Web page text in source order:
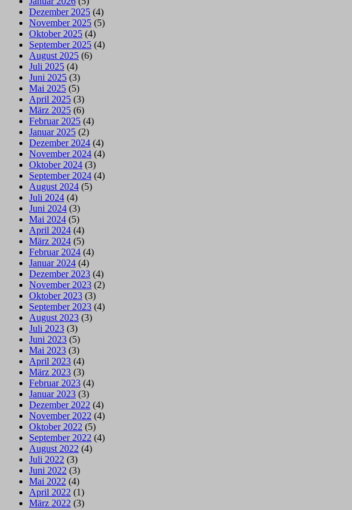
Dezember 2025 (4)
November 2025 (5)
Oktober 2025 (4)
September 2025 (4)
August 2025 (6)
Juli 2025 (4)
Juni 2025 (3)
Mai 2025 (5)
April 2025 (3)
März 2025 (6)
Februar 2025 (4)
Januar 2025 (2)
Dezember 2024 (4)
November 2024 (4)
Oktober 2024 (3)
September 2024 (4)
August 2024 (5)
Juli 2024 (4)
Juni 2024 (3)
Mai 2024 (5)
April 2024 (4)
März 2024 (5)
Februar 2024 (4)
Januar 2024 (4)
Dezember 2023 (4)
November 2023 (2)
Oktober 2023 (3)
September 2023 (4)
August 2023 (3)
Juli 2023 (3)
Juni 2023 (5)
Mai 2023 (3)
April 2023 (4)
März 2023 (3)
Februar 2023 (4)
Januar 2023 (3)
Dezember 2022 (4)
November 2022 (4)
Oktober 2022 (5)
September 2022 (4)
August 2022 (4)
Juli 2022 (3)
Juni 2022 (3)
Mai 2022 (4)
April 2022 (1)
März 2022 (3)